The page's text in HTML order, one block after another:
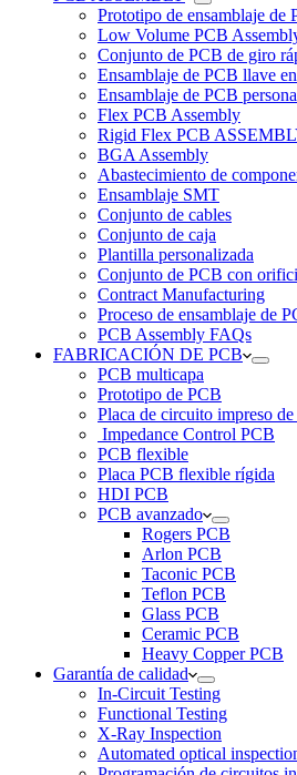
Prototipo de ensamblaje de
Low Volume PCB
Conjunto de PCB de giro
Ensamblaje de PCB llave
Ensamblaje de PCB
Flex PCB Assembly
Rigid Flex PCB
BGA Assembly
Abastecimiento de
Ensamblaje SMT
Conjunto de cables
Conjunto de caja
Plantilla personalizada
Conjunto de PCB con
Contract Manufacturing
Proceso de ensamblaje de
PCB Assembly FAQs
FABRICACIÓN DE PCB
PCB multicapa
Prototipo de PCB
Placa de circuito impreso de
Impedance Control PCB
PCB flexible
Placa PCB flexible rígida
HDI PCB
PCB avanzado
Rogers PCB
Arlon PCB
Taconic PCB
Teflon PCB
Glass PCB
Ceramic PCB
Heavy Copper PCB
Garantía de calidad
In-Circuit Testing
Functional Testing
X-Ray Inspection
Automated optical